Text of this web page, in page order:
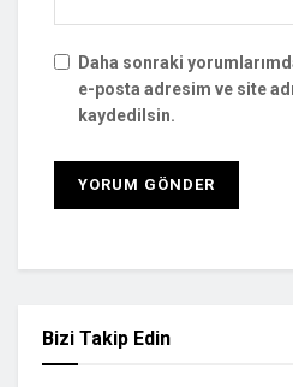
Daha sonraki
e-posta adresim ve site
kaydedilsin.
Bizi Takip Edin